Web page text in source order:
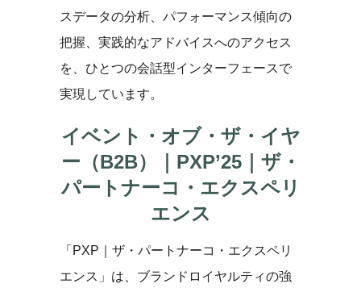
スデータの分析、パフォーマンス傾向の
把握、実践的なアドバイスへのアクセス
を、ひとつの会話型インターフェースで
実現しています。
イベント・オブ・ザ・イヤ
ー（B2B）｜PXP’25｜ザ・
パートナーコ・エクスペリ
エンス
「PXP｜ザ・パートナーコ・エクスペリ
エンス」は、ブランドロイヤルティの強